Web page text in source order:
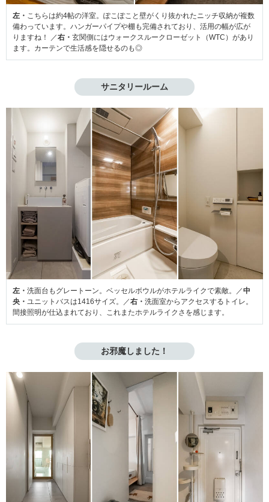
左・ こちらは約4帖の洋室。ぽこぽこと壁がくり抜かれたニッチ収納が複数
備わっています。ハンガーパイプや棚も完備されており、活用の幅が広が
りますね！ ／右・ 玄関側にはウォークスルークローゼット（WTC）があり
ます。カーテンで生活感を隠せるのも◎
サニタリールーム
左・ 洗面台もグレートーン。ベッセルボウルがホテルライクで素敵。／中
央・ ユニットバスは1416サイズ。／右・ 洗面室からアクセスするトイレ。
間接照明が仕込まれており、これまたホテルライクさを感じます。
お邪魔しました！